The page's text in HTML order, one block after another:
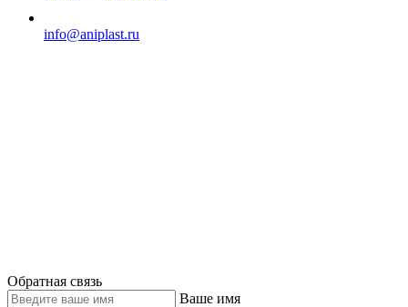
info@aniplast.ru
Обратная связь
Ваше имя